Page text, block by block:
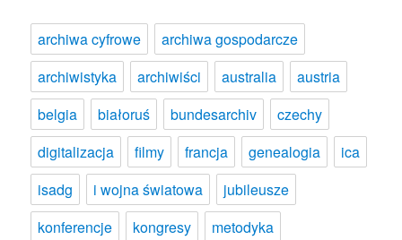
archiwa cyfrowe
archiwa gospodarcze
archiwistyka
archiwiści australia
austria
belgia
białoruś bundesarchiv
czechy
digitalizacja
filmy francja genealogia
ica
isadg
i wojna światowa
jubileusze
konferencje
kongresy
metodyka